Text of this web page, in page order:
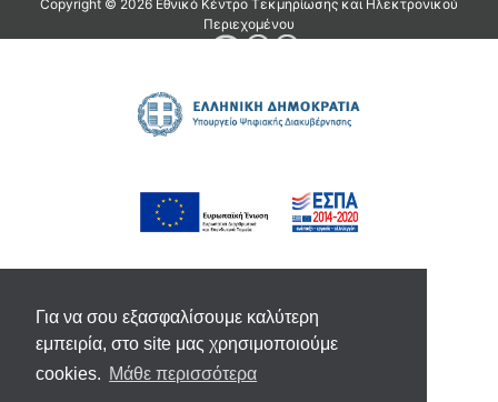
Για να σου εξασφαλίσουμε καλύτερη
εμπειρία, στο site μας χρησιμοποιούμε
cookies. Μάθε περισσότερα